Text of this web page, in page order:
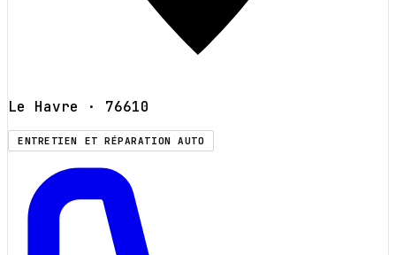
Le Havre · 76610
ENTRETIEN ET RÉPARATION AUTO